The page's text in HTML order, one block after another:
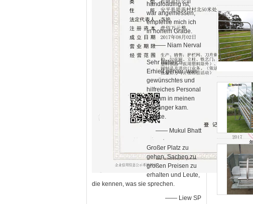
handloading ist,
war angemessen,
empfehle mich ich
in hohem Grade.
—— Niam Nerval
Sehr hilfreich.
Erhielt genau, was
gewünschtes und
hilfreiches Personal
ich ihm in meinen
Anhänger kam.
Danke.
—— Mukul Bhatt
Großer Platz zu
gehen, Sachen zu
großen Preisen zu
erhalten und Leute,
die kennen, was sie sprechen.
—— Liew SP